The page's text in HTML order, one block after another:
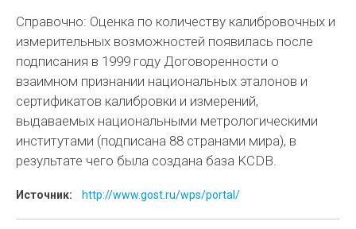
Справочно: Оценка по количеству калибровочных и
измерительных возможностей появилась после
подписания в 1999 году Договоренности о
взаимном признании национальных эталонов и
сертификатов калибровки и измерений,
выдаваемых национальными метрологическими
институтами (подписана 88 странами мира), в
результате чего была создана база KCDB.
Источник: http://www.gost.ru/wps/portal/